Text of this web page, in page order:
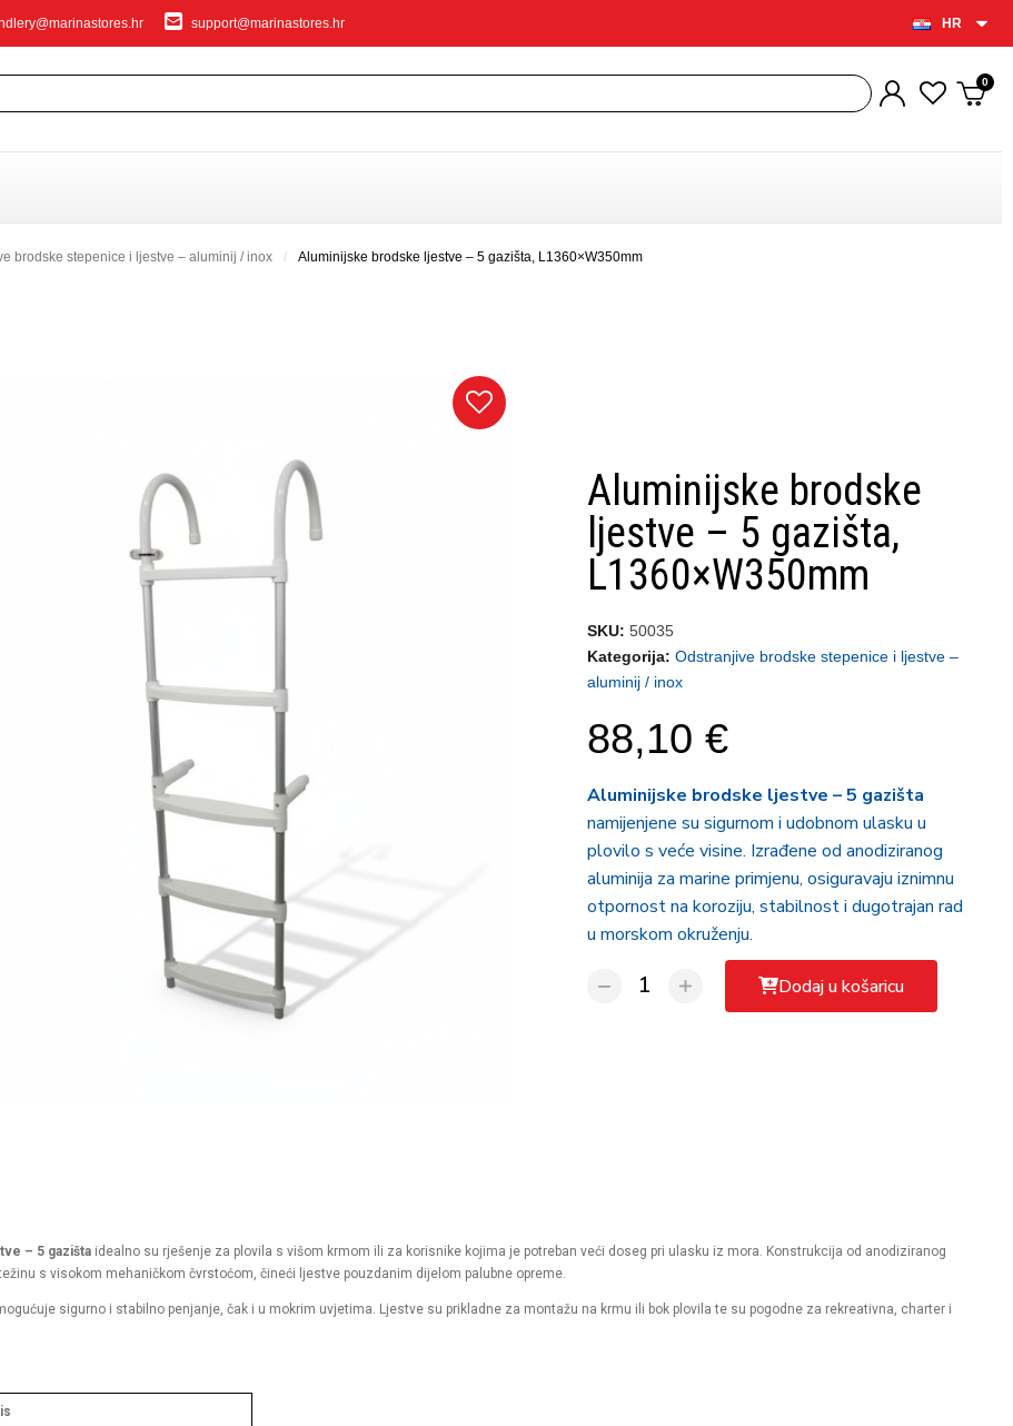
support@marinastores.hr HR
brodske stepenice i ljestve – aluminij / inox Aluminijske brodske ljestve – 5 gazišta, L1360×W350mm
Aluminijske brodske
ljestve – 5 gazišta,
L1360×W350mm
SKU 50035
Kategorija Odstranjive brodske stepenice i ljestve –
aluminij / inox
88,10 €
Aluminijske brodske ljestve – 5 gazišta
namijenjene su sigurnom i udobnom ulasku u
plovilo s veće visine. Izrađene od anodiziranog
aluminija za marine primjenu, osiguravaju iznimnu
otpornost na koroziju, stabilnost i dugotrajan rad
u morskom okruženju.
Dodaj u košaricu
– 5 gazištaidealno su rješenje za plovila s višom krmom ili za korisnike kojima je potreban veći doseg pri ulasku iz mora. Konstrukcija od anodiziranog
s visokom mehaničkom čvrstoćom, čineći ljestve pouzdanim dijelom palubne opreme.
sigurno i stabilno penjanje, čak i u mokrim uvjetima. Ljestve su prikladne za montažu na krmu ili bok plovila te su pogodne za rekreativna, charter i